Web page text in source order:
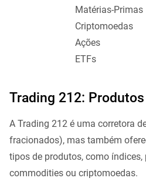
Matérias-Primas
Criptomoedas
Ações
ETFs
Trading 212:
A Trading 212 é uma corretora
fracionados), mas também
tipos de produtos, como índices,
commodities ou criptomoedas.